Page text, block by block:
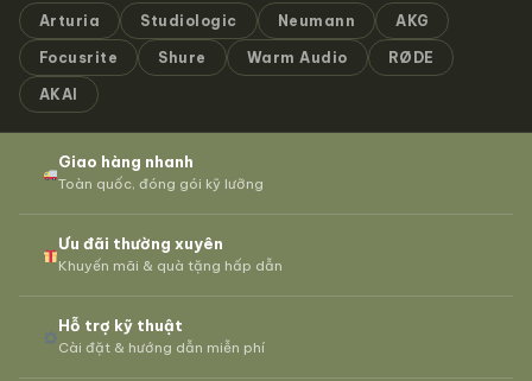
Arturia Studiologic Neumann AKG
Focusrite Shure Warm Audio RØDE
AKAI
Giao hàng nhanh
Toàn quốc, đóng gói kỹ lưỡng
Ưu đãi thường xuyên
Khuyến mãi & quà tặng hấp dẫn
Hỗ trợ kỹ thuật
Cài đặt & hướng dẫn miễn phí